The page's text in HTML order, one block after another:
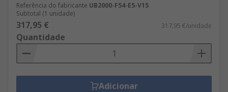
Referência do fabricante UB2000-F54-E5-V15
Subtotal (1 unidade)
317,95 € 317,95 €/unidade
Quantidade
Adicionar